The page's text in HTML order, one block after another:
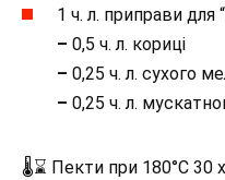
1 ч. л. приправи для
– 0,5 ч. л. кориці
– 0,25 ч. л. сухого
– 0,25 ч. л.
🌡⌛ Пекти при 180°C 30